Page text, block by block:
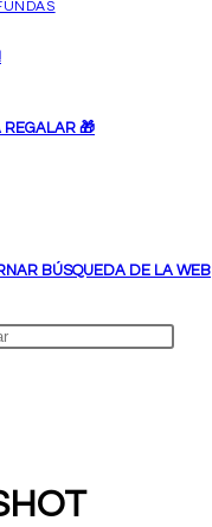
REGALAR 🎁
BÚSQUEDA DE LA WEB